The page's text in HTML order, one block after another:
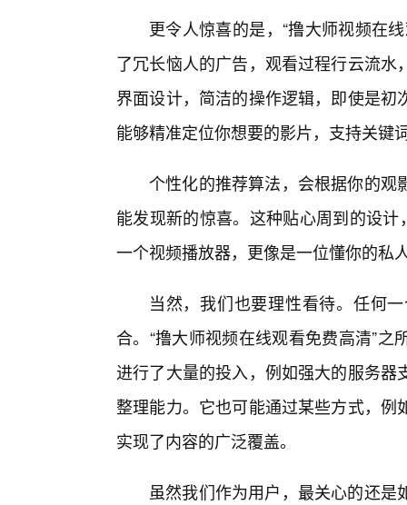
更令人惊喜的是，“撸大师视频在
了冗长恼人的广告，观看过程行云流
界面设计，简洁的操作逻辑，即使是
能够精准定位你想要的影片，支持关键
个性化的推荐算法，会根据你的观
能发现新的惊喜。这种贴心周到的设
一个视频播放器，更像是一位懂你的私
当然，我们也要理性看待。任何
合。“撸大师视频在线观看免费高清”
进行了大量的投入，例如强大的服务
整理能力。它也可能通过某些方式，
实现了内容的广泛覆盖。
虽然我们作为用户，最关心的还